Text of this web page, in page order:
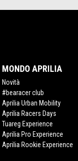
MONDO APRILIA
Novità
#bearacer club
Aprilia Urban Mobility
Aprilia Racers Days
Tuareg Experience
Aprilia Pro Experience
Aprilia Rookie Experience